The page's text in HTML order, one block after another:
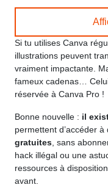
Si tu utilises Canva
illustrations peuvent
vraiment impactante.
fameux cadenas…
réservée à Canva Pro !
Bonne nouvelle : il
permettent d’accéder à
gratuites , sans
hack illégal ou une
ressources à
avant.